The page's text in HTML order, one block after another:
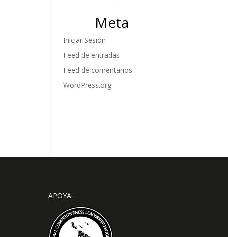
Meta
Iniciar Sesión
Feed de entradas
Feed de comentarios
WordPress.org
APOYA: